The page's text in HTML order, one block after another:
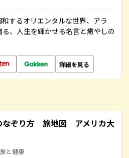
するオリエンタルな世界、アラ
、人生を輝かせる名言と癒やしの
詳細を見る
なぞり方 旅地図 アメリカ大
と健康